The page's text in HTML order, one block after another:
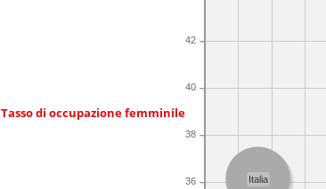
Tasso di occupazione femminile
36
38
40
42
Italia